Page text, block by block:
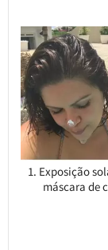
1. Exposição
máscara de